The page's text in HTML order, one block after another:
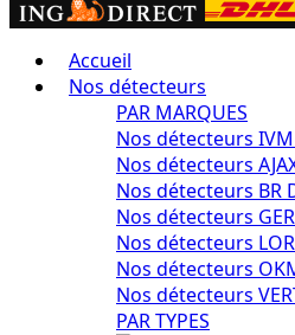
Accueil
Nos détecteurs
PAR MARQUES
Nos détecteurs
Nos détecteurs
Nos détecteurs BR
Nos détecteurs GER
Nos détecteurs
Nos détecteurs
Nos détecteurs
PAR TYPES